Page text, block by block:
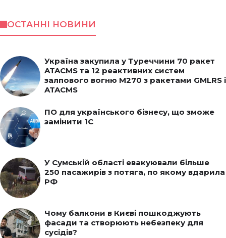
ОСТАННІ НОВИНИ
Україна закупила у Туреччини 70 ракет
ATACMS та 12 реактивних систем
залпового вогню M270 з ракетами GMLRS і
ATACMS
ПО для українського бізнесу, що зможе
замінити 1С
У Сумській області евакуювали більше
250 пасажирів з потяга, по якому вдарила
РФ
Чому балкони в Києві пошкоджують
фасади та створюють небезпеку для
сусідів?